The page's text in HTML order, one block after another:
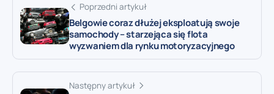
Poprzedni artykuł
Belgowie coraz dłużej eksploatują swoje
samochody – starzejąca się flota
wyzwaniem dla rynku motoryzacyjnego
Następny artykuł